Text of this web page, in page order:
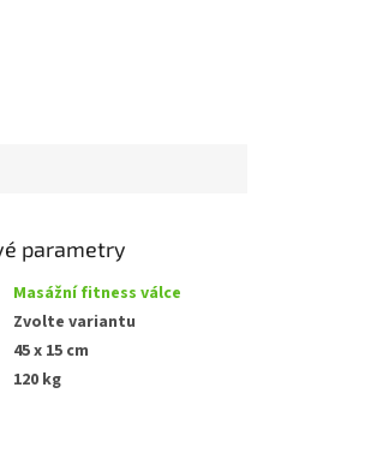
parametry
Masážní fitness válce
Zvolte variantu
45 x 15 cm
120 kg